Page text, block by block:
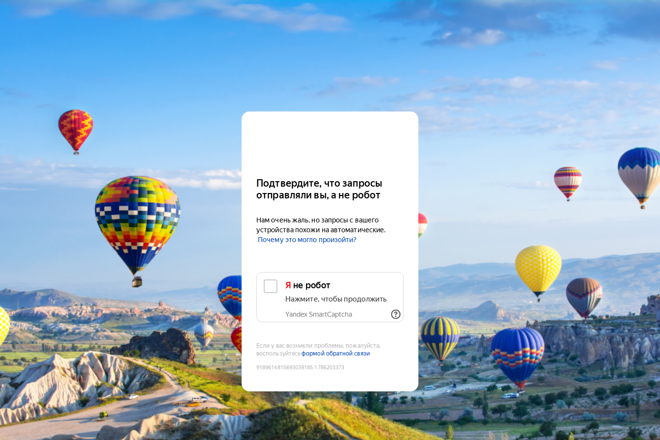
Подтвердите, что запросы
отправляли вы, а не робот
Нам очень жаль, но запросы с вашего
устройства похожи на автоматические.
Почему это могло произойти?
Я не робот
Нажмите, чтобы продолжить
Yandex SmartCaptcha
Если у вас возникли проблемы, пожалуйста,
воспользуйтесьформой обратной связи
9189614815693039185:1786203373